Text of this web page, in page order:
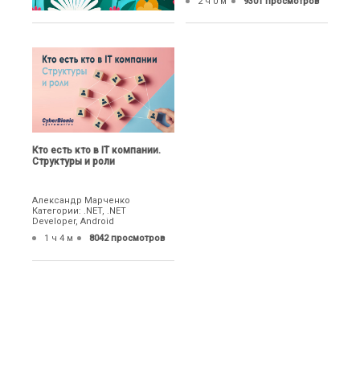
Кто есть кто в IT компании.
Структуры и роли
Александр Марченко
Категории: .NET, .NET
Developer, Android
1 ч 4 м
8042 просмотров